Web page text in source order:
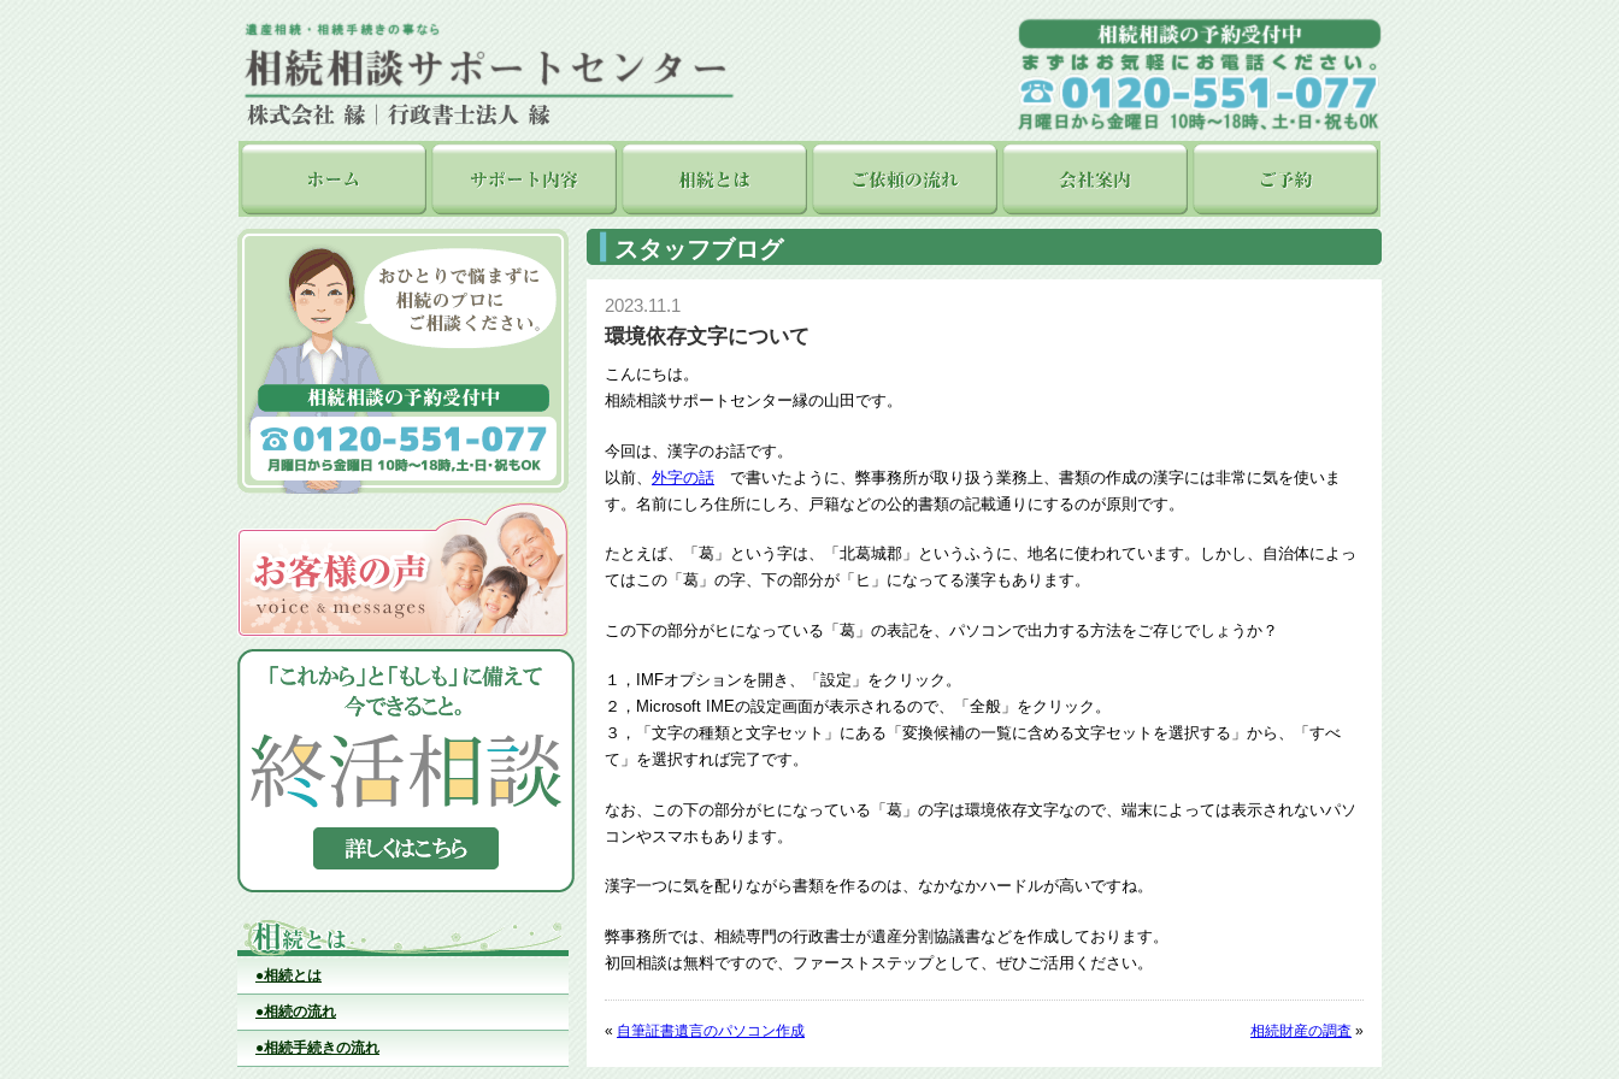
●相続とは
●相続の流れ
●相続手続きの流れ
スタッフブログ
2023.11.1
環境依存文字について
こんにちは。
相続相談サポートセンター縁の山田です。
今回は、漢字のお話です。
以前、 外字の話 で書いたように、弊事務所が取り扱う業務上、書類の作成の漢字には非常に気を使いま
す。名前にしろ住所にしろ、戸籍などの公的書類の記載通りにするのが原則です。
たとえば、「葛」という字は、「北葛城郡」というふうに、地名に使われています。しかし、自治体によっ
てはこの「葛」の字、下の部分が「ヒ」になってる漢字もあります。
この下の部分がヒになっている「葛」の表記を、パソコンで出力する方法をご存じでしょうか？
１，IMFオプションを開き、「設定」をクリック。
２，Microsoft IMEの設定画面が表示されるので、「全般」をクリック。
３，「文字の種類と文字セット」にある「変換候補の一覧に含める文字セットを選択する」から、「すべ
て」を選択すれば完了です。
なお、この下の部分がヒになっている「葛」の字は環境依存文字なので、端末によっては表示されないパソ
コンやスマホもあります。
漢字一つに気を配りながら書類を作るのは、なかなかハードルが高いですね。
弊事務所では、相続専門の行政書士が遺産分割協議書などを作成しております。
初回相談は無料ですので、ファーストステップとして、ぜひご活用ください。
« 自筆証書遺言のパソコン作成 相続財産の調査 »